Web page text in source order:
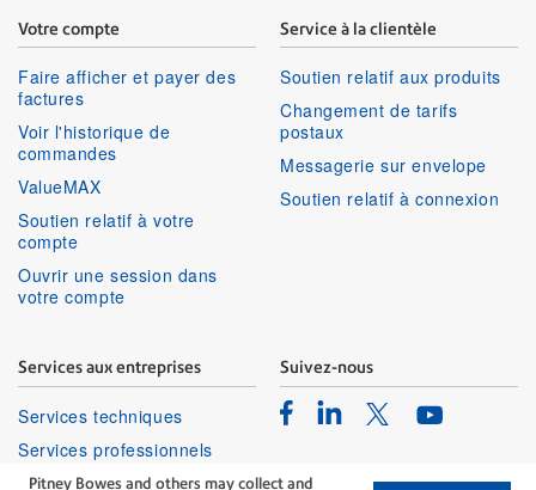
Pitney Bowes and others may collect and
Votre compte
Faire afficher et payer des
factures
Voir l'historique de
commandes
ValueMAX
Soutien relatif à votre
compte
Ouvrir une session dans
votre compte
Service à la clientèle
Soutien relatif aux produits
Changement de tarifs
postaux
Messagerie sur envelope
Soutien relatif à connexion
Services aux entreprises
Services techniques
Services professionnels
Suivez-nous
FacebookLinkedinTwitterYoutube